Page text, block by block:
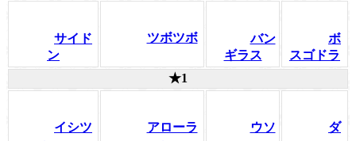
サイド
ン
ツボツボ
バン
ギラス
ボ
スゴドラ
★1
イシツ
アローラ
ウソ
ダ